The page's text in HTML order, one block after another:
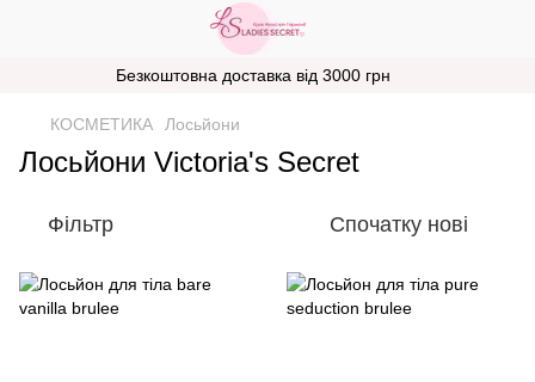
Безкоштовна доставка від 3000 грн
КОСМЕТИКА Лосьйони
Лосьйони Victoria's Secret
Фільтр Спочатку нові